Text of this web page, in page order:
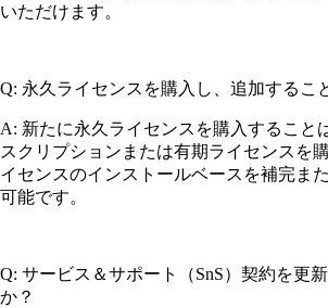
いただけます。
Q: 永久ライセンスを購入し、追加するこ
A: 新たに永久ライセンスを購入すること
スクリプションまたは有期ライセンスを
イセンスのインストールベースを補完ま
可能です。
Q: サービス＆サポート（SnS）契約を更
か？